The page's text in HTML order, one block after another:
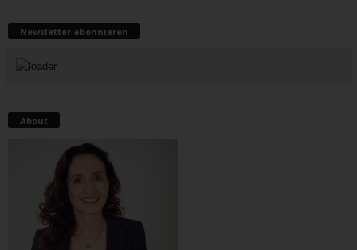
Newsletter abonnieren
About